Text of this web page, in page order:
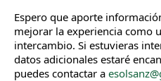
Espero que aporte
mejorar la experiencia como
intercambio. Si estuvieras
datos adicionales estaré
puedes contactar a